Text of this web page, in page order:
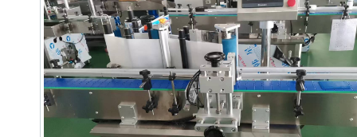
生产线系列
- 自动液体灌装
生产线
- 口服液灌装贴
标生产线
- 精油灌装贴标